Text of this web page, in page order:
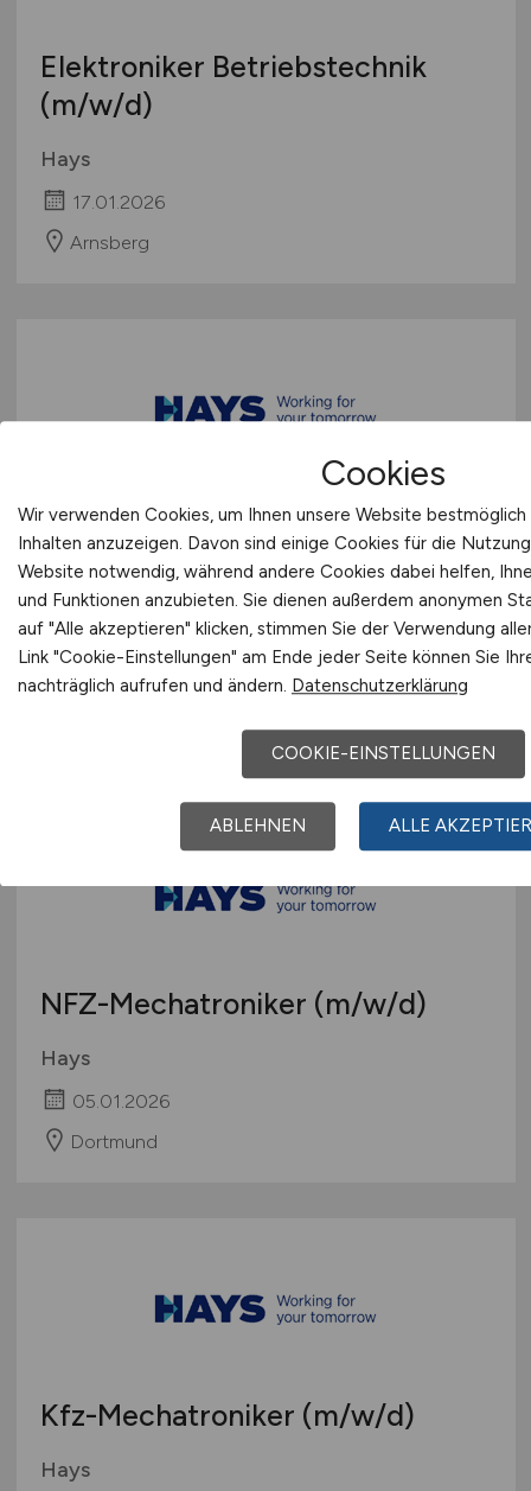
Elektroniker Betriebstechnik
(m/w/d)
Hays
17.01.2026
Arnsberg
KFZ-Mechatroniker bei einem
renommierten
Automobilhersteller(m/w/d)
Hays
11.01.2026
NFZ-Mechatroniker (m/w/d)
Hays
05.01.2026
Dortmund
Kfz-Mechatroniker (m/w/d)
Hays
Cookies
Wir verwenden Cookies, um Ihnen unsere Website
Inhalten anzuzeigen. Davon sind einige Cookies für die
Website notwendig, während andere Cookies dabei helfen,
und Funktionen anzubieten. Sie dienen außerdem anonymen
auf "Alle akzeptieren" klicken, stimmen Sie der Verwendung
Link "Cookie-Einstellungen" am Ende jeder Seite können Sie
nachträglich aufrufen und ändern. Datenschutzerklärung
COOKIE-EINSTELLUNGEN
ABLEHNEN ALLE